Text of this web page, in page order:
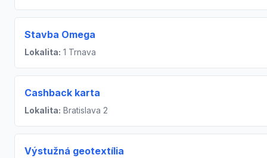
Stavba Omega
Lokalita: 1 Trnava
Cashback karta
Lokalita: Bratislava 2
Výstužná geotextília